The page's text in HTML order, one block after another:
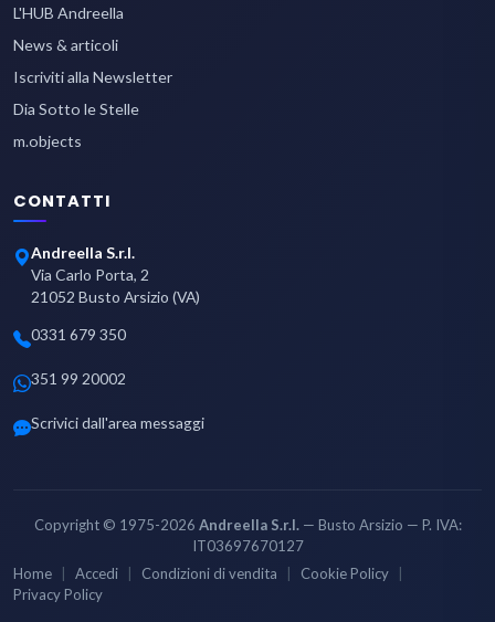
L'HUB Andreella
News & articoli
Iscriviti alla Newsletter
Dia Sotto le Stelle
m.objects
CONTATTI
Andreella S.r.l.
Via Carlo Porta, 2
21052 Busto Arsizio (VA)
0331 679 350
351 99 20002
Scrivici dall'area messaggi
Copyright © 1975-2026 Andreella S.r.l.— Busto Arsizio — P. IVA:
IT03697670127
Home
Accedi Condizioni di vendita
Cookie Policy
Privacy Policy